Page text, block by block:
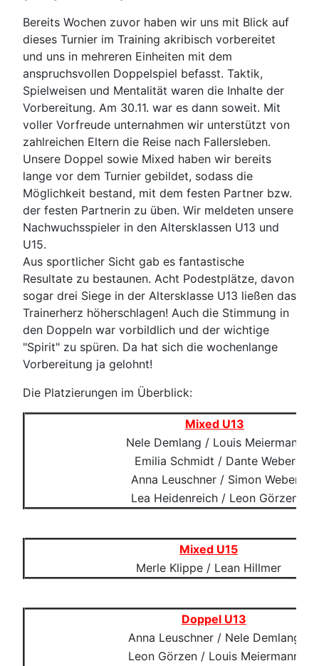
Bereits Wochen zuvor haben wir uns mit Blick auf
dieses Turnier im Training akribisch vorbereitet
und uns in mehreren Einheiten mit dem
anspruchsvollen Doppelspiel befasst. Taktik,
Spielweisen und Mentalität waren die Inhalte der
Vorbereitung. Am 30.11. war es dann soweit. Mit
voller Vorfreude unternahmen wir unterstützt von
zahlreichen Eltern die Reise nach Fallersleben.
Unsere Doppel sowie Mixed haben wir bereits
lange vor dem Turnier gebildet, sodass die
Möglichkeit bestand, mit dem festen Partner bzw.
der festen Partnerin zu üben. Wir meldeten unsere
Nachwuchsspieler in den Altersklassen U13 und
U15.
Aus sportlicher Sicht gab es fantastische
Resultate zu bestaunen. Acht Podestplätze, davon
sogar drei Siege in der Altersklasse U13 ließen das
Trainerherz höherschlagen! Auch die Stimmung in
den Doppeln war vorbildlich und der wichtige
"Spirit" zu spüren. Da hat sich die wochenlange
Vorbereitung ja gelohnt!
Die Platzierungen im Überblick:
Mixed U13
Nele Demlang / Louis Meiermann
Emilia Schmidt / Dante Weber
Anna Leuschner / Simon Weber
Lea Heidenreich / Leon Görzen
Mixed U15
Merle Klippe / Lean Hillmer
Doppel U13
Anna Leuschner / Nele Demlang
Leon Görzen / Louis Meiermann